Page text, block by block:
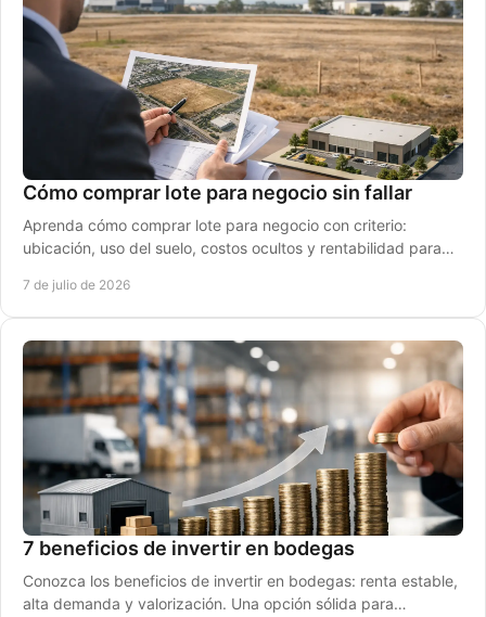
Cómo comprar lote para negocio sin fallar
Aprenda cómo comprar lote para negocio con criterio:
ubicación, uso del suelo, costos ocultos y rentabilidad para
7 de julio de 2026
7 beneficios de invertir en bodegas
Conozca los beneficios de invertir en bodegas: renta estable,
alta demanda y valorización. Una opción sólida para